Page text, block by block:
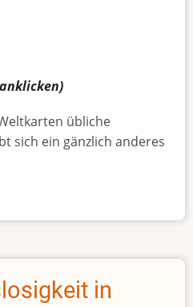
anklicken)
übliche
sich ein gänzlich anderes
in